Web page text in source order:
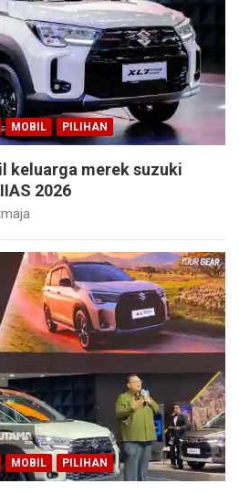
MOBIL PILIHAN
keluarga merek suzuki
2026
MOBIL PILIHAN